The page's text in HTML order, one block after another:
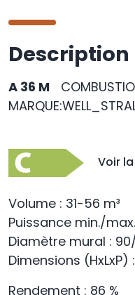
Description
A 36 M
Voir
Volume : 31-56 m³
Puissance min./
Diamètre mural :
Dimensions
Rendement : 86 %